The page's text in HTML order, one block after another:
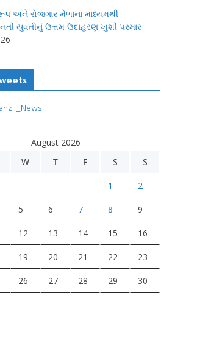
અને રોજગાર મેળાના માધ્યમથી
યુવતીનું ઉત્તમ ઉદાહરણ ખુશી પરમાર
August 2026
W T F S S
1 2
5 6 7 8 9
12 13 14 15 16
19 20 21 22 23
26 27 28 29 30